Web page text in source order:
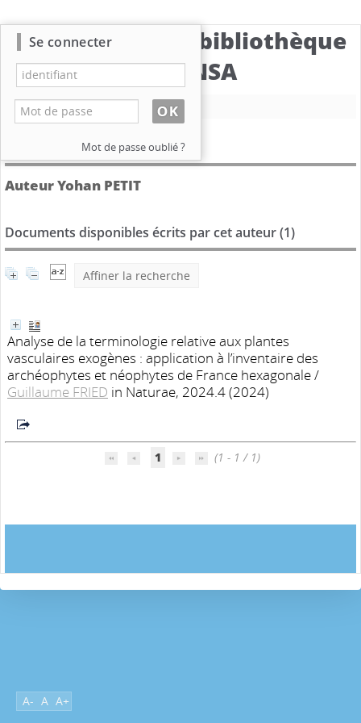
Catalogue de la bibliothèque
du CBNSA
Nouvelle recherche
Détail de l'auteur
Auteur Yohan PETIT
Documents disponibles écrits par cet auteur (1)
Affiner la recherche
Analyse de la terminologie relative aux plantes
vasculaires exogènes : application à l’inventaire des
archéophytes et néophytes de France hexagonale/
Guillaume FRIED in Naturae, 2024.4 (2024)
1 (1 - 1 / 1)
A- A A+
Se connecter
Mot de passe oublié ?